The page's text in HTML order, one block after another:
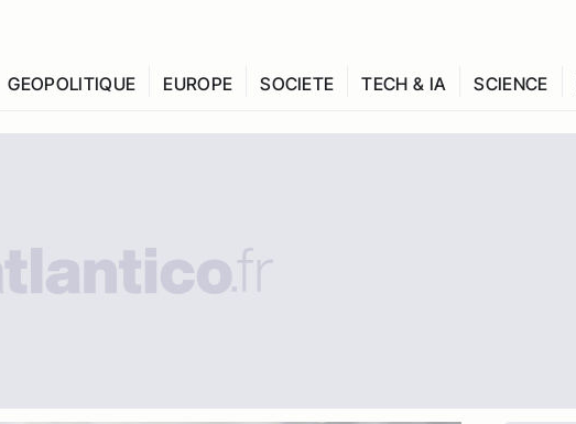
GEOPOLITIQUE EUROPE SOCIETE TECH & IA SCIENCE